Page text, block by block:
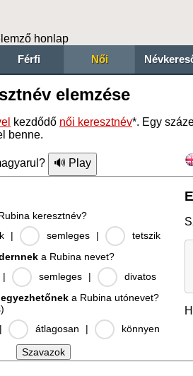
honlap
Férfi Női
elemzése
kezdődő női keresztnév*. Egy
benne.
keresztnév?
| semleges |
tetszik
a Rubina nevet?
| semleges |
divatos
a Rubina utónevet?
| átlagosan | könnyen